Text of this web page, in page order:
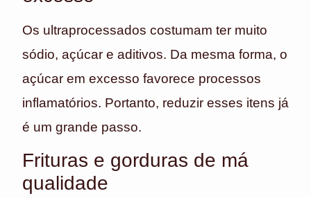
Os ultraprocessados costumam ter muito
sódio, açúcar e aditivos. Da mesma forma, o
açúcar em excesso favorece processos
inflamatórios. Portanto, reduzir esses itens já
é um grande passo.
Frituras e gorduras de má
qualidade